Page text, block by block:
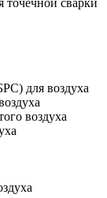
точечной сварки
для воздуха
воздуха